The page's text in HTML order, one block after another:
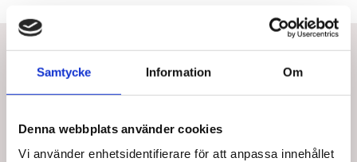
Samtycke Information Om
Denna webbplats använder cookies
Vi använder enhetsidentifierare för att anpassa innehållet
Bästsäljare i Måltids- & köksredskap